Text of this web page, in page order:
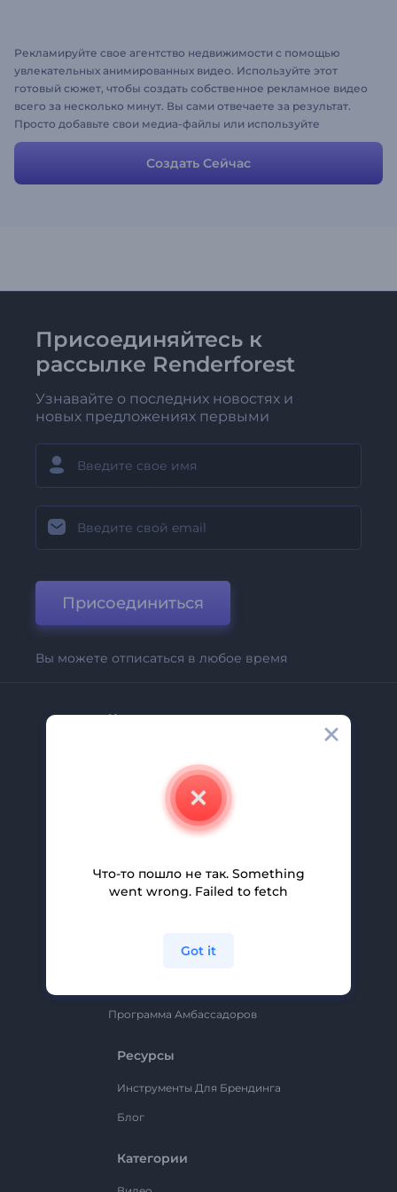
Рекламируйте свое агентство недвижимости с помощью
увлекательных анимированных видео. Используйте этот
готовый сюжет, чтобы создать собственное рекламное видео
всего за несколько минут. Вы сами отвечаете за результат.
Просто добавьте свои медиа-файлы или используйте
стоковые записи из нашей видео галереи, измените тексты и
без усилий создайте собственную профессиональную
рекламу.
Создать Сейчас
Присоединяйтесь к
рассылке Renderforest
Узнавайте о последних новостях и
новых предложениях первыми
Присоединиться
Вы можете отписаться в любое время
Компания
Свяжитесь С Нами
Помощь И Поддержка
Партнерская Программа
Политика Конфиденциальности
Программа Амбассадоров
Ресурсы
Инструменты Для Брендинга
Блог
Категории
Что-то пошло не так. Something
went wrong. Failed to fetch
Got it